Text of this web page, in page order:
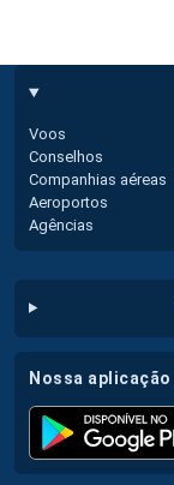
Voos
Conselhos
Companhias aéreas
Aeroportos
Agências
nossa